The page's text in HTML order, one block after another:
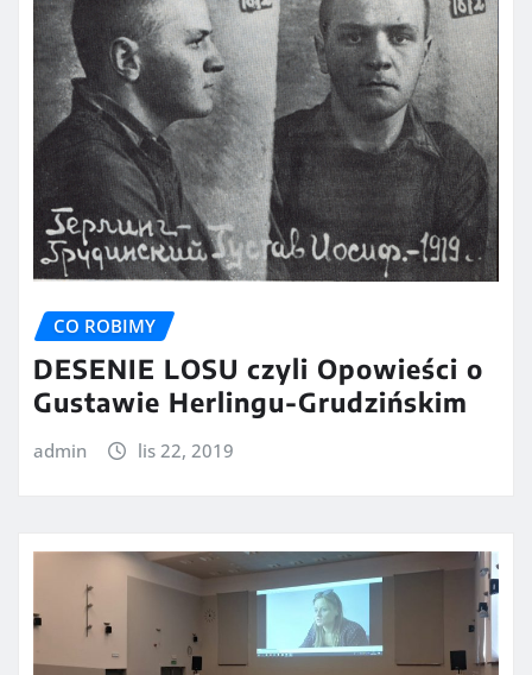
CO ROBIMY
DESENIE LOSU czyli Opowieści o
Gustawie Herlingu-Grudzińskim
admin lis 22, 2019